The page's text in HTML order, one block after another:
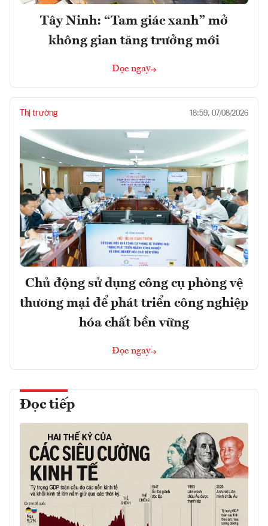
Tây Ninh: “Tam giác xanh” mở
không gian tăng trưởng mới
Đọc ngay
Thị trường 18:59, 07/08/2026
Chủ động sử dụng công cụ phòng vệ
thương mại để phát triển công nghiệp
hóa chất bền vững
Đọc ngay
Đọc tiếp